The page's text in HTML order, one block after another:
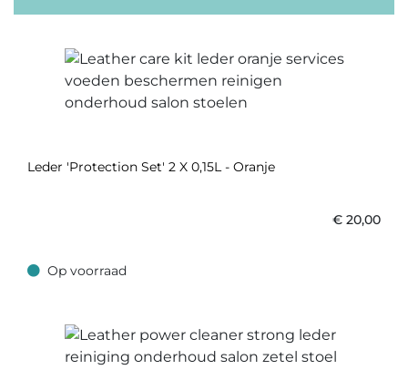
Leder 'Protection Set' 2 X 0,15L - Oranje
€ 20,00
Op voorraad
Op voorraad